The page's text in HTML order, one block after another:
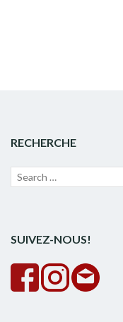
RECHERCHE
Recherche
SUIVEZ-NOUS!